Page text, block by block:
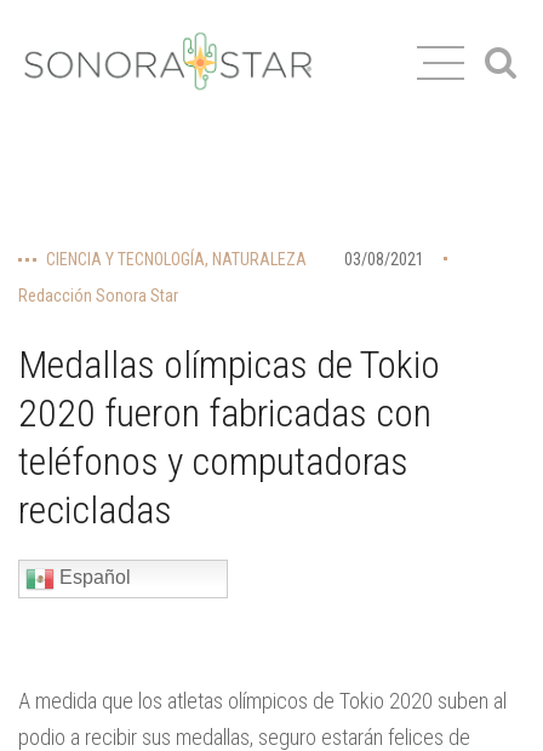
CIENCIA Y TECNOLOGÍA, NATURALEZA
03/08/2021
Redacción Sonora Star
Medallas olímpicas de Tokio
2020 fueron fabricadas con
teléfonos y computadoras
recicladas
Español
A medida que los atletas olímpicos de Tokio 2020 suben al
podio a recibir sus medallas, seguro estarán felices de